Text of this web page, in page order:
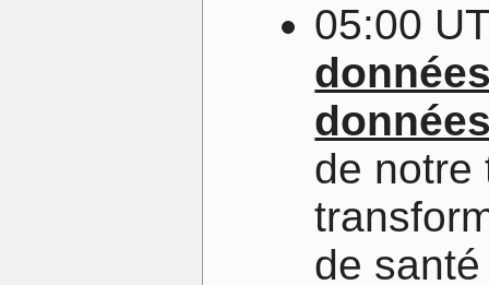
05:00
de notre
de